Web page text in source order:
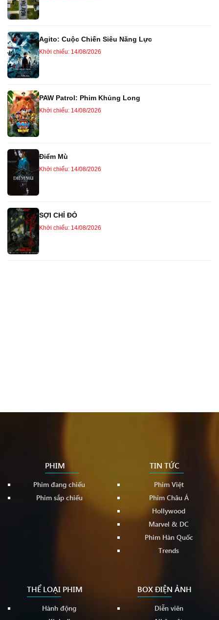
Agito: Cuộc Chiến Siêu Năng Lực
Khởi chiếu: 14/08/2026
PAW Patrol: Phim Khủng Long
Khởi chiếu: 14/08/2026
Điểm Mù
Khởi chiếu: 14/08/2026
SỢI CHỈ ĐỎ
Khởi chiếu: 14/08/2026
PHIM
Phim đang chiếu
Phim sắp chiếu
TIN TỨC
Phim Việt
Phim Châu Á
Hollywood
Marvel & DC
Phim Hàn Quốc
Trends
THỂ LOẠI PHIM
Hành động
BOX ĐIỆN ẢNH
Diễn viên